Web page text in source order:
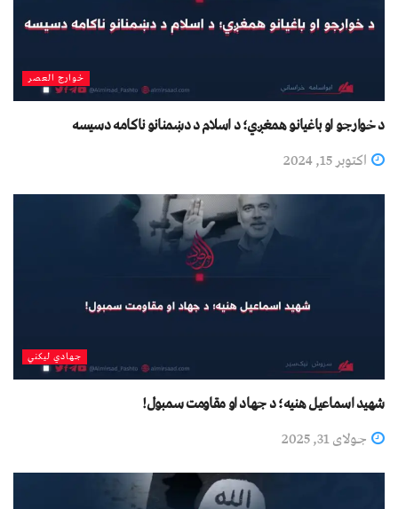
خوارج العصر
د خوارجو او باغیانو همغږي؛ د اسلام د دښمنانو ناکامه دسیسه
اکتوبر 15, 2024
جهادي لیکني
شهید اسماعیل هنیه؛ د جهاد او مقاومت سمبول!
جولای 31, 2025